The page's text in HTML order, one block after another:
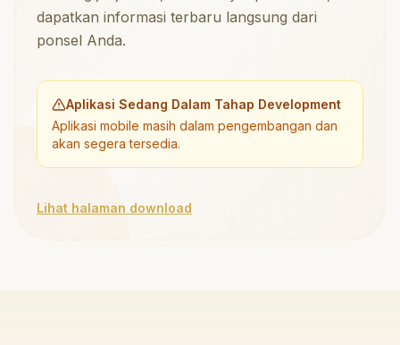
dapatkan informasi terbaru langsung dari
ponsel Anda.
Aplikasi Sedang Dalam Tahap Development
Aplikasi mobile masih dalam pengembangan dan
akan segera tersedia.
Lihat halaman download